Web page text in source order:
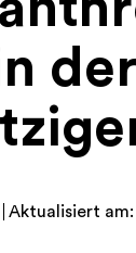
Aktualisiert am: